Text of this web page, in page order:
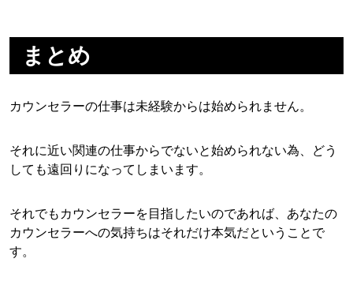
まとめ
カウンセラーの仕事は未経験からは始められません。
それに近い関連の仕事からでないと始められない為、どう
しても遠回りになってしまいます。
それでもカウンセラーを目指したいのであれば、あなたの
カウンセラーへの気持ちはそれだけ本気だということで
す。